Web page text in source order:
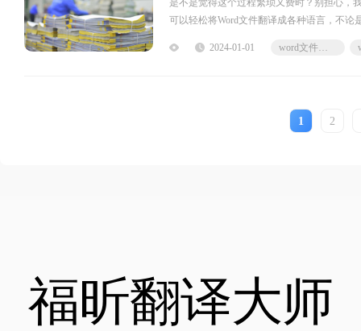
是不是觉得这个过程繁琐又费时？别担心，
可以轻松将Word文件翻译成各种语言，不
译工具，可以帮助用户将Word文件进行翻译
2024-01-01 word文件翻译
1 2
福昕翻译大师